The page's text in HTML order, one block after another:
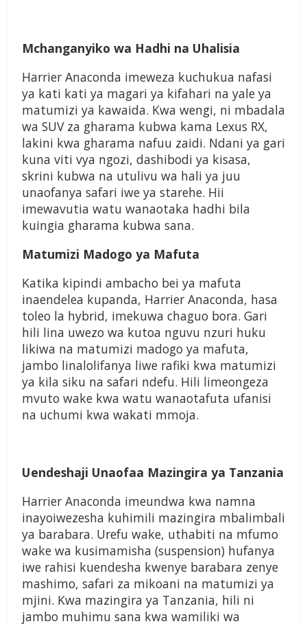
Mchanganyiko wa Hadhi na Uhalisia
Harrier Anaconda imeweza kuchukua nafasi
ya kati kati ya magari ya kifahari na yale ya
matumizi ya kawaida. Kwa wengi, ni mbadala
wa SUV za gharama kubwa kama Lexus RX,
lakini kwa gharama nafuu zaidi. Ndani ya gari
kuna viti vya ngozi, dashibodi ya kisasa,
skrini kubwa na utulivu wa hali ya juu
unaofanya safari iwe ya starehe. Hii
imewavutia watu wanaotaka hadhi bila
kuingia gharama kubwa sana.
Matumizi Madogo ya Mafuta
Katika kipindi ambacho bei ya mafuta
inaendelea kupanda, Harrier Anaconda, hasa
toleo la hybrid, imekuwa chaguo bora. Gari
hili lina uwezo wa kutoa nguvu nzuri huku
likiwa na matumizi madogo ya mafuta,
jambo linalolifanya liwe rafiki kwa matumizi
ya kila siku na safari ndefu. Hili limeongeza
mvuto wake kwa watu wanaotafuta ufanisi
na uchumi kwa wakati mmoja.
Uendeshaji Unaofaa Mazingira ya Tanzania
Harrier Anaconda imeundwa kwa namna
inayoiwezesha kuhimili mazingira mbalimbali
ya barabara. Urefu wake, uthabiti na mfumo
wake wa kusimamisha (suspension) hufanya
iwe rahisi kuendesha kwenye barabara zenye
mashimo, safari za mikoani na matumizi ya
mjini. Kwa mazingira ya Tanzania, hili ni
jambo muhimu sana kwa wamiliki wa